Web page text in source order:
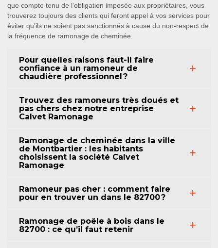
que compte tenu de l’obligation imposée aux propriétaires, vous
trouverez toujours des clients qui feront appel à vos services pour
éviter qu’ils ne soient pas sanctionnés à cause du non-respect de
la fréquence de ramonage de cheminée.
Pour quelles raisons faut-il faire
confiance à un ramoneur de
chaudière professionnel ?
Trouvez des ramoneurs très doués et
pas chers chez notre entreprise
Calvet Ramonage
Ramonage de cheminée dans la ville
de Montbartier : les habitants
choisissent la société Calvet
Ramonage
Ramoneur pas cher : comment faire
pour en trouver un dans le 82700 ?
Ramonage de poêle à bois dans le
82700 : ce qu’il faut retenir